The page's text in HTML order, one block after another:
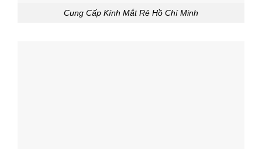
Cung Cấp Kính Mắt Rẻ Hồ Chí Minh